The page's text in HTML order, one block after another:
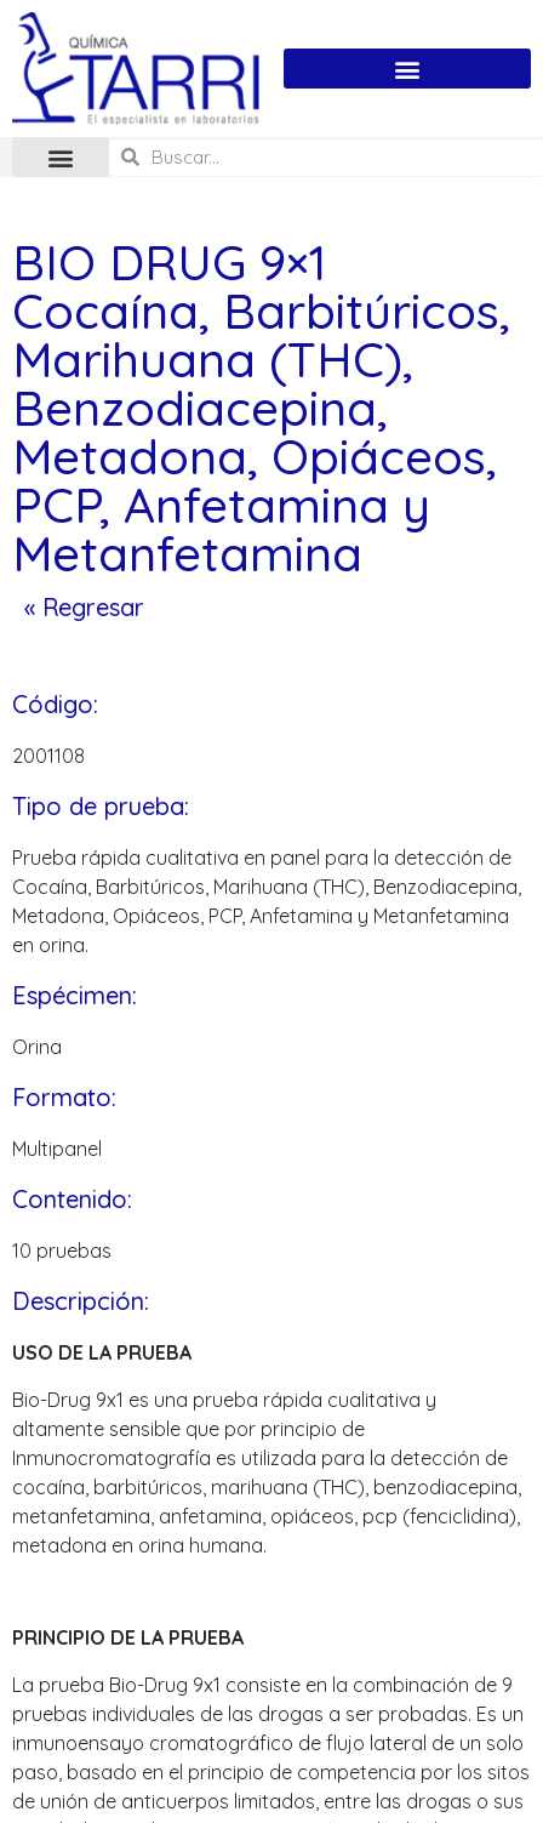
BIO DRUG 9×1
Cocaína, Barbitúricos,
Marihuana (THC),
Benzodiacepina,
Metadona, Opiáceos,
PCP, Anfetamina y
Metanfetamina
« Regresar
Código:
2001108
Tipo de prueba:
Prueba rápida cualitativa en panel para la detección de
Cocaína, Barbitúricos, Marihuana (THC), Benzodiacepina,
Metadona, Opiáceos, PCP, Anfetamina y Metanfetamina
en orina.
Espécimen:
Orina
Formato:
Multipanel
Contenido:
10 pruebas
Descripción:
USO DE LA PRUEBA
Bio-Drug 9x1 es una prueba rápida cualitativa y
altamente sensible que por principio de
Inmunocromatografía es utilizada para la detección de
cocaína, barbitúricos, marihuana (THC), benzodiacepina,
metanfetamina, anfetamina, opiáceos, pcp (fenciclidina),
metadona en orina humana.
PRINCIPIO DE LA PRUEBA
La prueba Bio-Drug 9x1 consiste en la combinación de 9
pruebas individuales de las drogas a ser probadas. Es un
inmunoensayo cromatográfico de flujo lateral de un solo
paso, basado en el principio de competencia por los sitos
de unión de anticuerpos limitados, entre las drogas o sus